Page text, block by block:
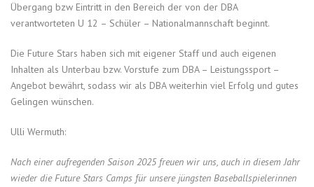
Übergang bzw Eintritt in den Bereich der von der DBA
verantworteten U 12 – Schüler – Nationalmannschaft beginnt.
Die Future Stars haben sich mit eigener Staff und auch eigenen
Inhalten als Unterbau bzw. Vorstufe zum DBA – Leistungssport –
Angebot bewährt, sodass wir als DBA weiterhin viel Erfolg und gutes
Gelingen wünschen.
Ulli Wermuth:
Nach einer aufregenden Saison 2025 freuen wir uns, auch in diesem Jahr
wieder die Future Stars Camps für unsere jüngsten Baseballspielerinnen